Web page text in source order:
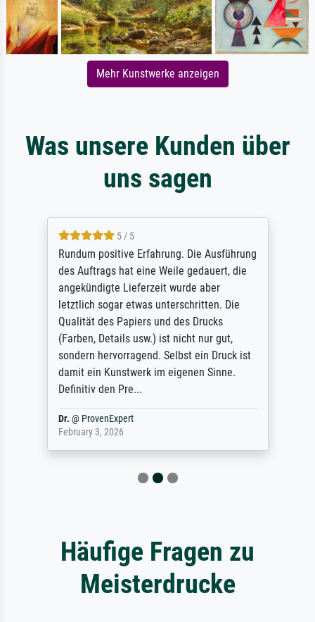
Mehr Kunstwerke anzeigen
Was unsere Kunden über
uns sagen
5 / 5
Rundum positive Erfahrung. Die Ausführung
des Auftrags hat eine Weile gedauert, die
angekündigte Lieferzeit wurde aber
letztlich sogar etwas unterschritten. Die
Qualität des Papiers und des Drucks
(Farben, Details usw.) ist nicht nur gut,
sondern hervorragend. Selbst ein Druck ist
damit ein Kunstwerk im eigenen Sinne.
Definitiv den Pre...
Dr. @ ProvenExpert
February 3, 2026
Häufige Fragen zu
Meisterdrucke